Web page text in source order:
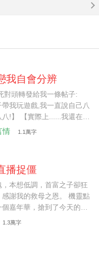
我自會分辨
對頭轉發給我一條帖子:
帶我玩遊戲,我一直說自己八
我還在戴
肌一八八的另有其人!】
不是死定了?】 死對頭
人,于是匿名給帖主回帖:
是誰?跪下來求他替你去
情 1.1萬字
播捉僵
本想低調，首富之子卻狂
謝我的救母之恩。 機靈點
嘉年華，搶到了今天的招
不想招魂，我想要找一個
幫我算一算嗎？」 我讓對
1.3萬字